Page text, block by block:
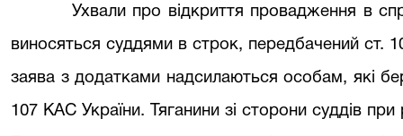
Ухвали про відкриття провадження в
виносяться суддями в строк, передбачений ст.
заява з додатками надсилаються особам, які
107 КАС України. Тяганини зі сторони суддів при